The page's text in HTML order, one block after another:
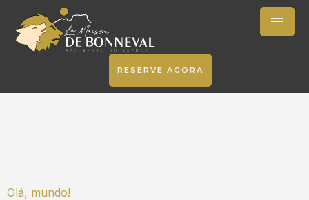
RESERVE AGORA
Olá, mundo!